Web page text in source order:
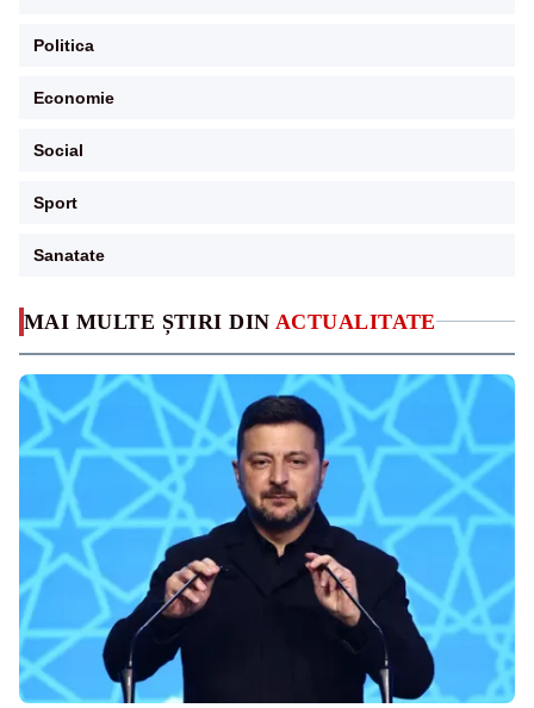
MAI MULTE ȘTIRI DIN ACTUALITATE
Politica
Economie
Social
Sport
Sanatate